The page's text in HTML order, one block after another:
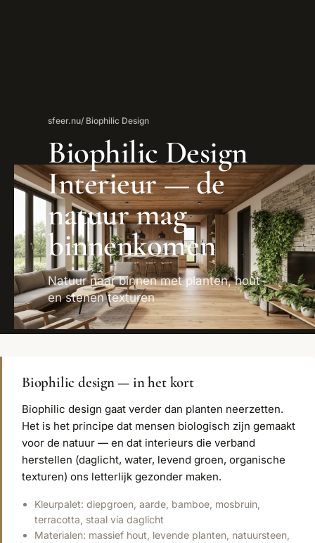
sfeer.nu/ Biophilic Design
Biophilic Design
Interieur — de
natuur mag
binnenkomen
Natuur naar binnen met planten, hout
en stenen texturen
Biophilic design — in het kort
Biophilic design gaat verder dan planten neerzetten.
Het is het principe dat mensen biologisch zijn gemaakt
voor de natuur — en dat interieurs die verband
herstellen (daglicht, water, levend groen, organische
texturen) ons letterlijk gezonder maken.
Kleurpalet: diepgroen, aarde, bamboe, mosbruin,
terracotta, staal via daglicht
Materialen: massief hout, levende planten, natuursteen,